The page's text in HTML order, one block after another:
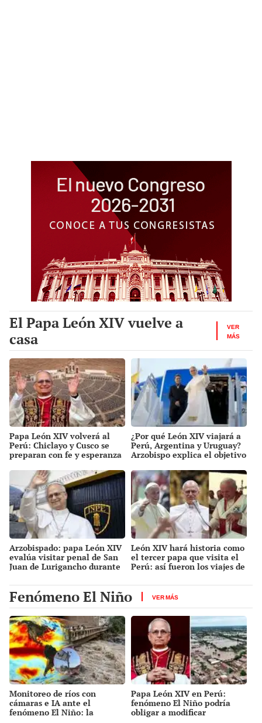
El Papa León XIV vuelve a
casa
VER
MÁS
Papa León XIV volverá al
Perú: Chiclayo y Cusco se
preparan con fe y esperanza
pontífice
¿Por qué León XIV viajará a
Perú, Argentina y Uruguay?
Arzobispo explica el objetivo
Arzobispado: papa León XIV
evalúa visitar penal de San
Juan de Lurigancho durante
León XIV hará historia como
el tercer papa que visita el
Perú: así fueron los viajes de
Fenómeno El Niño VER MÁS
Monitoreo de ríos con
cámaras e IA ante el
fenómeno El Niño: la
Papa León XIV en Perú:
fenómeno El Niño podría
obligar a modificar